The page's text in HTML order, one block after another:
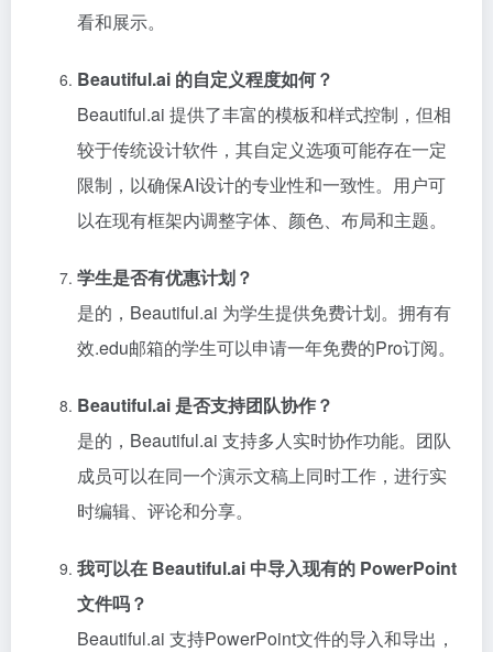
看和展示。
Beautiful.ai 的自定义程度如何？
Beautiful.ai 提供了丰富的模板和样式控制，但相
较于传统设计软件，其自定义选项可能存在一定
限制，以确保AI设计的专业性和一致性。用户可
以在现有框架内调整字体、颜色、布局和主题。
学生是否有优惠计划？
是的，Beautiful.ai 为学生提供免费计划。拥有有
效.edu邮箱的学生可以申请一年免费的Pro订阅。
Beautiful.ai 是否支持团队协作？
是的，Beautiful.ai 支持多人实时协作功能。团队
成员可以在同一个演示文稿上同时工作，进行实
时编辑、评论和分享。
我可以在 Beautiful.ai 中导入现有的 PowerPoint
文件吗？
Beautiful.ai 支持PowerPoint文件的导入和导出，